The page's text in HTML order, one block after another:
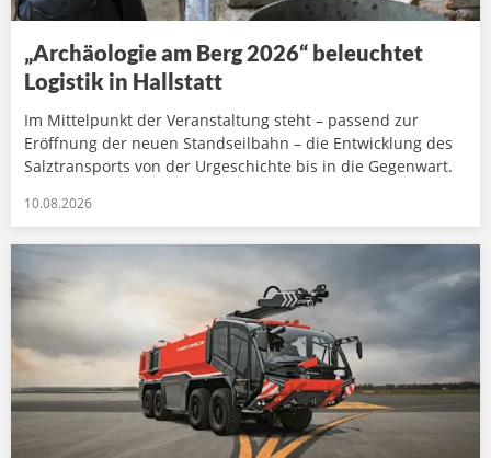
„Archäologie am Berg 2026“ beleuchtet
Logistik in Hallstatt
Im Mittelpunkt der Veranstaltung steht – passend zur
Eröffnung der neuen Standseilbahn – die Entwicklung des
Salztransports von der Urgeschichte bis in die Gegenwart.
10.08.2026